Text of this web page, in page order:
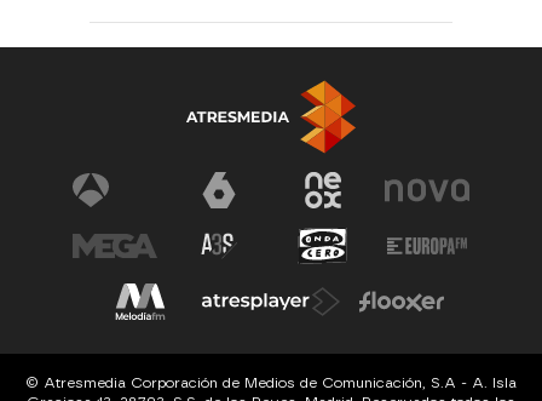
© Atresmedia Corporación de Medios de Comunicación, S.A - A. Isla